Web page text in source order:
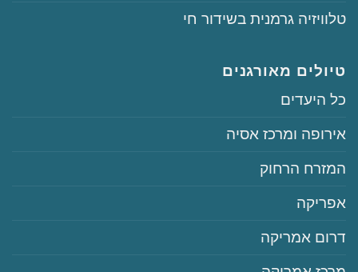
‏טלוויזיה גרמנית בשידור חי
טיולים מאורגנים
‏כל היעדים
‏אירופה ומרכז אסיה
‏המזרח הרחוק
‏אפריקה
‏דרום אמריקה